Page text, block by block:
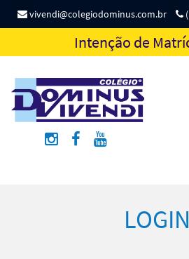
vivendi@colegiodominus.com.br
Intenção de
LOGIN